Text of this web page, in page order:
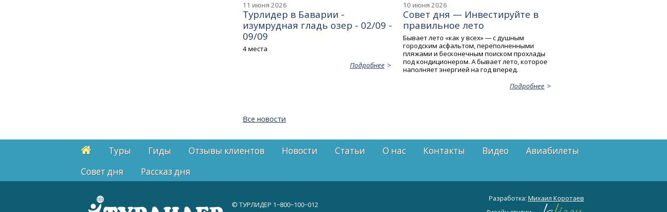
11 июня 2026
Турлидер в Баварии -
изумрудная гладь озер - 02/09 -
09/09
4 места
Подробнее
10 июня 2026
Совет дня — Инвестируйте в
правильное лето
Бывает лето «как у всех» — с душным
городским асфальтом, переполненными
пляжами и бесконечным поиском прохлады
под кондиционером. А бывает лето, которое
наполняет энергией на год вперед.
Подробнее
Все новости
Туры Гиды Отзывы клиентов Новости Статьи О нас Контакты Видео
Авиабилеты
Cовет дня
Рассказ дня
© ТУРЛИДЕР 1−800−100−012
Разработка: Михаил Коротаев